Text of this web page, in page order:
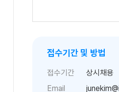
접수기간 및 방법
접수기간 상시채용
Email